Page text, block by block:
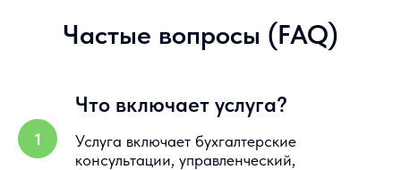
Частые вопросы (FAQ)
Что включает услуга?
Услуга включает бухгалтерские
консультации, управленческий,